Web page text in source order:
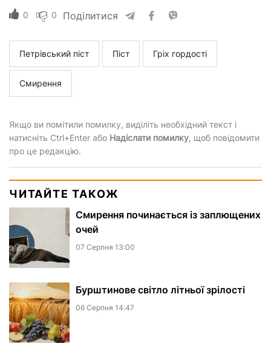
0 0 Поділитися
Петрівський піст Піст Гріх гордості
Смирення
Якщо ви помітили помилку, виділіть необхідний текст і
натисніть Ctrl+Enter або Надіслати помилку, щоб повідомити
про це редакцію.
ЧИТАЙТЕ ТАКОЖ
Смирення починається із заплющених
очей
07 Серпня 13:00
Бурштинове світло літньої зрілості
06 Серпня 14:47